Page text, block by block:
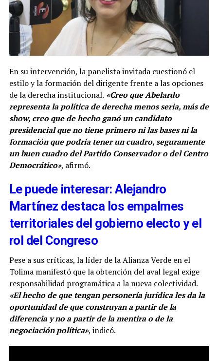
En su intervención, la panelista invitada cuestionó el
estilo y la formación del dirigente frente a las opciones
de la derecha institucional. «Creo que Abelardo
representa la política de derecha menos seria, más de
show, creo que de hecho ganó un candidato
presidencial que no tiene primero ni las bases ni la
formación que podría tener un cuadro, seguramente
un buen cuadro del Partido Conservador o del Centro
Democrático», afirmó.
Le puede interesar: Alejandro
Martínez destaca los empalmes
territoriales del gobierno electo y el
rol del Congreso
Pese a sus críticas, la líder de la Alianza Verde en el
Tolima manifestó que la obtención del aval legal exige
responsabilidad programática a la nueva colectividad.
«El hecho de que tengan personería jurídica les da la
oportunidad de que construyan a partir de la
diferencia y no a partir de la mentira o de la
negociación política», indicó.